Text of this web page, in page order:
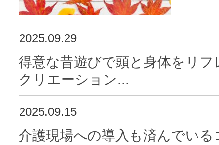
2025.09.29
得意な昔遊びで頭と身体をリ
クリエーション...
2025.09.15
介護現場への導入も済んでい